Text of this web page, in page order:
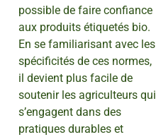
possible de faire confiance
aux produits étiquetés bio.
En se familiarisant avec les
spécificités de ces normes,
il devient plus facile de
soutenir les agriculteurs qui
s’engagent dans des
pratiques durables et